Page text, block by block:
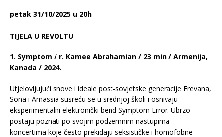
petak 31/10/2025 u 20h
TIJELA U REVOLTU
1. Symptom / r. Kamee Abrahamian / 23 min / Armenija,
Kanada / 2024.
Utjelovljujući snove i ideale post-sovjetske generacije Erevana,
Sona i Amassia susreću se u srednjoj školi i osnivaju
eksperimentalni elektronički bend Symptom Error. Ubrzo
postaju poznati po svojim podzemnim nastupima –
koncertima koje često prekidaju seksističke i homofobne